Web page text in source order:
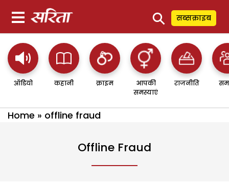
⚲ सब्सक्राइब
ऑडियो कहानी क्राइम
आपकी
समस्याएं
राजनीति
Home » offline fraud
Offline Fraud